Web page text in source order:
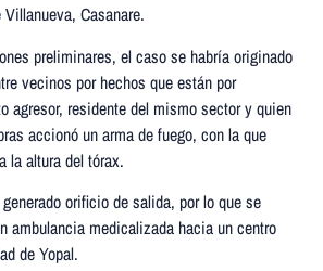
Casanare.
preliminares, el caso se habría originado
vecinos por hechos que están por
agresor, residente del mismo sector y quien
accionó un arma de fuego, con la que
la altura del tórax.
orificio de salida, por lo que se
ambulancia medicalizada hacia un centro
de Yopal.